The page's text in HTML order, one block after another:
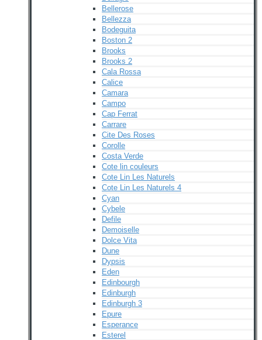
Bellerose
Bellezza
Bodeguita
Boston 2
Brooks
Brooks 2
Cala Rossa
Calice
Camara
Campo
Cap Ferrat
Carrare
Cite Des Roses
Corolle
Costa Verde
Cote lin couleurs
Cote Lin Les Naturels
Cote Lin Les Naturels 4
Cyan
Cybele
Defile
Demoiselle
Dolce Vita
Dune
Dypsis
Eden
Edinbourgh
Edinburgh
Edinburgh 3
Epure
Esperance
Esterel